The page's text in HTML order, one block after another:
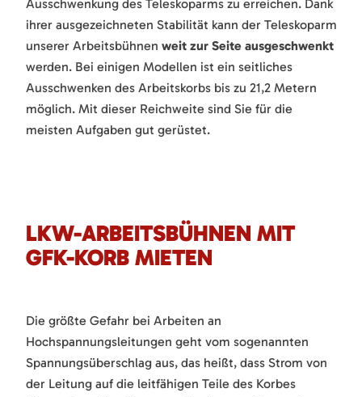
Ausschwenkung des Teleskoparms zu erreichen. Dank
ihrer ausgezeichneten Stabilität kann der Teleskoparm
unserer Arbeitsbühnen weit zur Seite ausgeschwenkt
werden. Bei einigen Modellen ist ein seitliches
Ausschwenken des Arbeitskorbs bis zu 21,2 Metern
möglich. Mit dieser Reichweite sind Sie für die
meisten Aufgaben gut gerüstet.
LKW-ARBEITSBÜHNEN MIT
GFK-KORB MIETEN
Die größte Gefahr bei Arbeiten an
Hochspannungsleitungen geht vom sogenannten
Spannungsüberschlag aus, das heißt, dass Strom von
der Leitung auf die leitfähigen Teile des Korbes